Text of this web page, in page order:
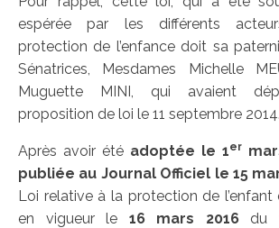
espérée par les différents
protection de l’enfance doit sa
Sénatrices, Mesdames Michelle
Muguette MINI, qui avaient
proposition de loi le 11 septembre 2014.
Après avoir été adoptée le 1er
publiée au Journal Officiel le 15
Loi relative à la protection de l’enfant
en vigueur le 16 mars 2016du